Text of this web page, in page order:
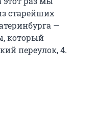
старейших
—
который
переулок, 4.